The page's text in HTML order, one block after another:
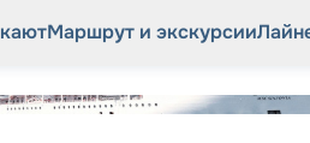
Маршрут и экскурсии